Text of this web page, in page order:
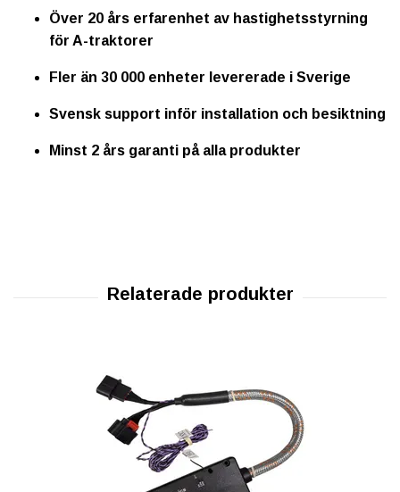
Över 20 års erfarenhet av hastighetsstyrning
för A-traktorer
Fler än 30 000 enheter levererade i Sverige
Svensk support inför installation och besiktning
Minst 2 års garanti på alla produkter